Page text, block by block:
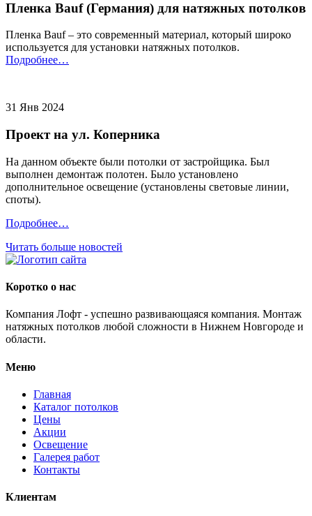
Пленка Bauf (Германия) для натяжных потолков
Пленка Bauf – это современный материал, который широко
используется для установки натяжных потолков.
Подробнее…
31 Янв 2024
Проект на ул. Коперника
На данном объекте были потолки от застройщика. Был
выполнен демонтаж полотен. Было установлено
дополнительное освещение (установлены световые линии,
споты).
Подробнее…
Читать больше новостей
Коротко о нас
Компания Лофт - успешно развивающаяся компания. Монтаж
натяжных потолков любой сложности в Нижнем Новгороде и
области.
Меню
Главная
Каталог потолков
Цены
Акции
Освещение
Галерея работ
Контакты
Клиентам